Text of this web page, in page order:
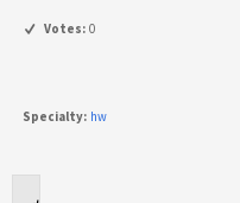
Votes: 0
Specialty: hw